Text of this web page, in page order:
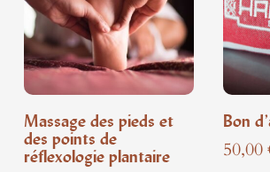
Massage des pieds et
des points de
réflexologie plantaire
Bon
50,00